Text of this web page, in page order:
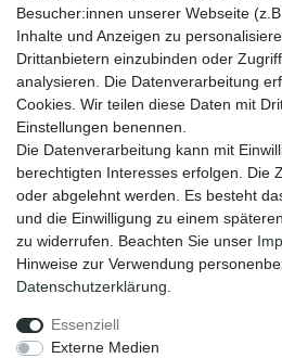
Zahlungsmöglichkeiten
Versandinformationen
Kontakt
Wiederverkäufer / Händler
Social Media
Facebook
Instagram
Unsere Vorteile
kostenloser Versand ab 70 EUR
30 Tage Rückgaberecht
Besucher:innen unserer Webseite
Inhalte und Anzeigen zu
Drittanbietern einzubinden oder
analysieren. Die Datenverarbeitung
Cookies. Wir teilen diese Daten mit
Einstellungen benennen.
Die Datenverarbeitung kann mit
berechtigten Interesses erfolgen. Die
oder abgelehnt werden. Es besteht
und die Einwilligung zu einem
zu widerrufen. Beachten Sie unser
Hinweise zur Verwendung
Daten­schutz­erklärung
Essenziell
Externe Medien
Impressum